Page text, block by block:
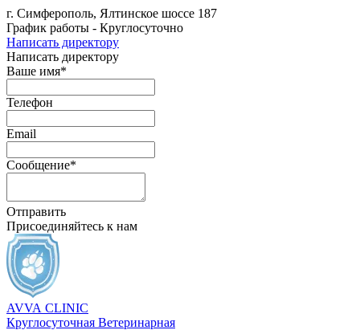
г. Симферополь, Ялтинское шоссе 187
График работы - Круглосуточно
Написать директору
Написать директору
Ваше имя*
Телефон
Email
Сообщение*
Отправить
Присоединяйтесь к нам
AVVA CLINIC
Круглосуточная Ветеринарная